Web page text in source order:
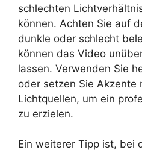
schlechten
können. Achten Sie auf
dunkle oder schlecht
können das Video
lassen. Verwenden Sie
oder setzen Sie Akzente
Lichtquellen, um ein
zu erzielen.
Ein weiterer Tipp ist, bei